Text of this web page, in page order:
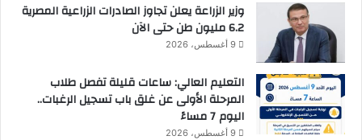
وزير الزراعة يعلن تجاوز الصادرات الزراعية المصرية
6.2 مليون طن حتى الآن
9 أغسطس، 2026
التعليم العالي: ساعات قليلة تفصل طلاب
المرحلة الأولى عن غلق باب تسجيل الرغبات..
اليوم 7 مساءً
9 أغسطس، 2026